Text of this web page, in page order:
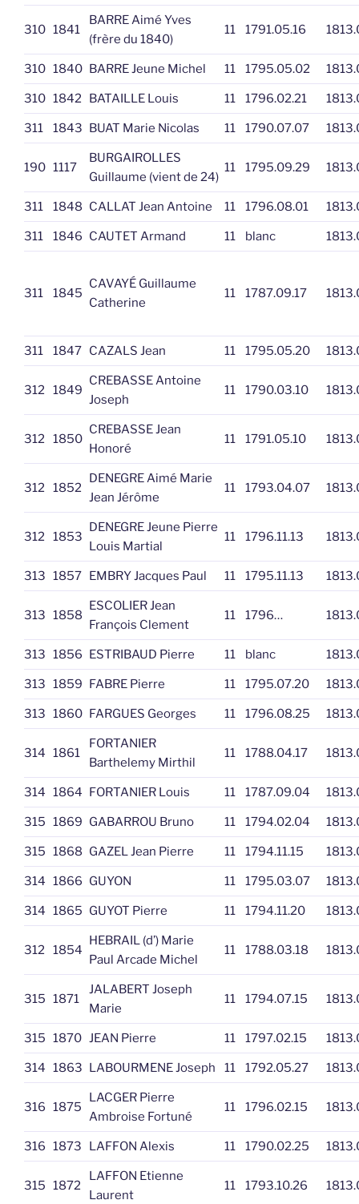
310 1841
BARRE Aimé Yves
(frère du 1840)
11 1791.05.16
310 1840 BARRE Jeune Michel 11 1795.05.02
310 1842 BATAILLE Louis 11 1796.02.21
311 1843 BUAT Marie Nicolas 11 1790.07.07
190 1117
BURGAIROLLES
Guillaume (vient de 24)
11 1795.09.29
311 1848 CALLAT Jean Antoine 11 1796.08.01
311 1846 CAUTET Armand 11 blanc
311 1845
CAVAYÉ Guillaume
Catherine
11 1787.09.17
311 1847 CAZALS Jean 11 1795.05.20
312 1849
CREBASSE Antoine
Joseph
11 1790.03.10
312 1850
CREBASSE Jean
Honoré
11 1791.05.10
312 1852
DENEGRE Aimé Marie
Jean Jérôme
11 1793.04.07
312 1853
DENEGRE Jeune Pierre
Louis Martial
11 1796.11.13
313 1857 EMBRY Jacques Paul 11 1795.11.13
313 1858
ESCOLIER Jean
François Clement
11 1796…
313 1856 ESTRIBAUD Pierre 11 blanc
313 1859 FABRE Pierre 11 1795.07.20
313 1860 FARGUES Georges 11 1796.08.25
314 1861
FORTANIER
Barthelemy Mirthil
11 1788.04.17
314 1864 FORTANIER Louis 11 1787.09.04
315 1869 GABARROU Bruno 11 1794.02.04
315 1868 GAZEL Jean Pierre 11 1794.11.15
314 1866 GUYON 11 1795.03.07
314 1865 GUYOT Pierre 11 1794.11.20
312 1854
HEBRAIL (d’) Marie
Paul Arcade Michel
11 1788.03.18
315 1871
JALABERT Joseph
Marie
11 1794.07.15
315 1870 JEAN Pierre 11 1797.02.15
314 1863 LABOURMENE Joseph 11 1792.05.27
316 1875
LACGER Pierre
Ambroise Fortuné
11 1796.02.15
316 1873 LAFFON Alexis 11 1790.02.25
315 1872
LAFFON Etienne
Laurent
11 1793.10.26